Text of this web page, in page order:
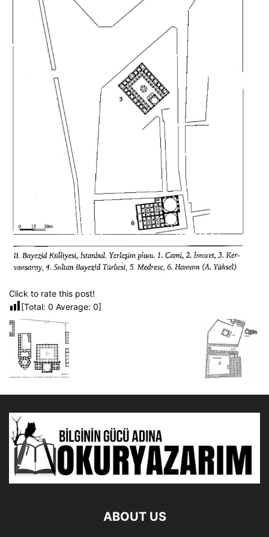
Click to rate this post!
[Total: 0 Average: 0]
ABOUT US